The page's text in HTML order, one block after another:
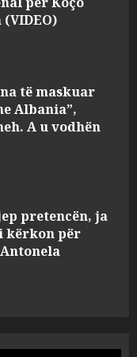
Albania”,
A u vodhën
kërkon për
Çelën”,